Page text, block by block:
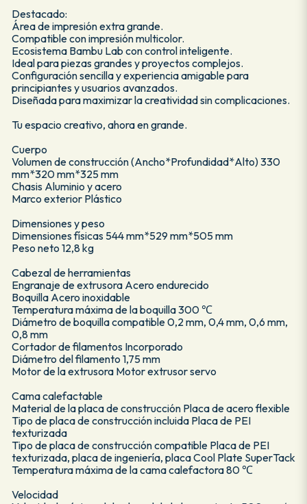
Destacado:
Área de impresión extra grande.
Compatible con impresión multicolor.
Ecosistema Bambu Lab con control inteligente.
Ideal para piezas grandes y proyectos complejos.
Configuración sencilla y experiencia amigable para
principiantes y usuarios avanzados.
Diseñada para maximizar la creatividad sin complicaciones.
Tu espacio creativo, ahora en grande.
Cuerpo
Volumen de construcción (Ancho*Profundidad*Alto) 330
mm*320 mm*325 mm
Chasis Aluminio y acero
Marco exterior Plástico
Dimensiones y peso
Dimensiones físicas 544 mm*529 mm*505 mm
Peso neto 12,8 kg
Cabezal de herramientas
Engranaje de extrusora Acero endurecido
Boquilla Acero inoxidable
Temperatura máxima de la boquilla 300 ℃
Diámetro de boquilla compatible 0,2 mm, 0,4 mm, 0,6 mm,
0,8 mm
Cortador de filamentos Incorporado
Diámetro del filamento 1,75 mm
Motor de la extrusora Motor extrusor servo
Cama calefactable
Material de la placa de construcción Placa de acero flexible
Tipo de placa de construcción incluida Placa de PEI
texturizada
Tipo de placa de construcción compatible Placa de PEI
texturizada, placa de ingeniería, placa Cool Plate SuperTack
Temperatura máxima de la cama calefactora 80 ℃
Velocidad